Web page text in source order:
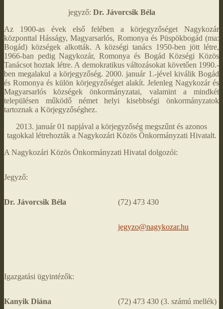
jegyző: Dr. Jávorcsik Béla
Az 1900-as évek első felében a körjegyzőséget Nagykozár
központtal Hásságy, Magyarsarlós, Romonya és Püspökbogád (ma:
Bogád) községek alkották. A községi tanács 1950-ben jött létre,
1966-ban pedig Nagykozár, Romonya és Bogád Községi Közös
Tanácsot hoztak létre. A demokratikus változásokat követően 1990.-
ben megalakul a körjegyzőség. 2000. január 1.-jével kiválik Bogád
és Romonya és külön körjegyzőséget alakít. Jelenleg Nagykozár és
Magyarsarlós községek önkormányzatai, valamint a mindkét
településen működő német helyi kisebbségi önkormányzatok
tartoznak a Körjegyzőséghez.
2013. január 01 napjával a körjegyzőség megszűnt és azonos
tagokkal létrehozták a Nagykozári Közös Önkormányzati Hivatalt.
A Nagykozári Közös Önkormányzati Hivatal dolgozói:
Jegyző:
Dr. Jávorcsik Béla (72) 473 430
jegyzo@nagykozar.hu
Igazgatási ügyintézők:
Kanyik Diána (72) 473 430 (3. számú mellék)